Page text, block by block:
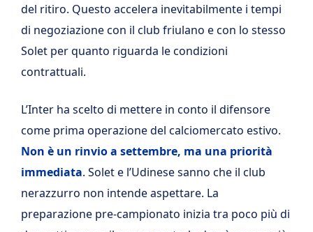
del ritiro. Questo accelera inevitabilmente i tempi
di negoziazione con il club friulano e con lo stesso
Solet per quanto riguarda le condizioni
contrattuali.
L’Inter ha scelto di mettere in conto il difensore
come prima operazione del calciomercato estivo.
Non è un rinvio a settembre, ma una priorità
immediata. Solet e l’Udinese sanno che il club
nerazzurro non intende aspettare. La
preparazione pre-campionato inizia tra poco più di